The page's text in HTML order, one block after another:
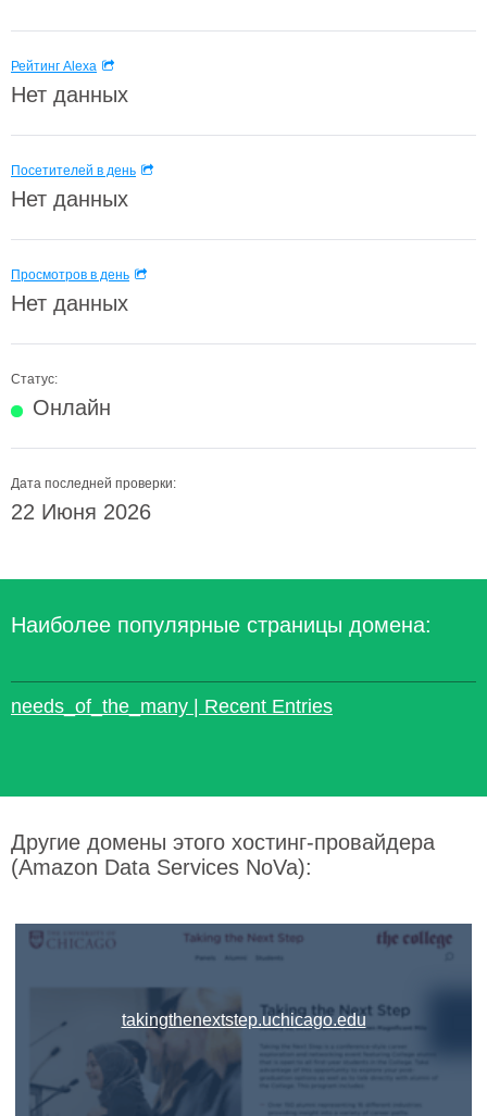
Рейтинг Alexa
Нет данных
Посетителей в день
Нет данных
Просмотров в день
Нет данных
Статус:
Онлайн
Дата последней проверки:
22 Июня 2026
Наиболее популярные страницы домена:
needs_of_the_many | Recent Entries
Другие домены этого хостинг-провайдера
(Amazon Data Services NoVa):
takingthenextstep.uchicago.edu